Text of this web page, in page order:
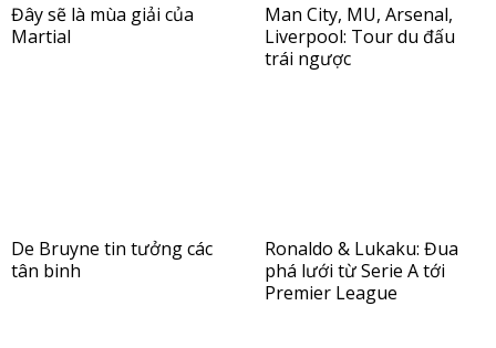
Đây sẽ là mùa giải của
Martial
Man City, MU, Arsenal,
Liverpool: Tour du đấu
trái ngược
De Bruyne tin tưởng các
tân binh
Ronaldo & Lukaku: Đua
phá lưới từ Serie A tới
Premier League